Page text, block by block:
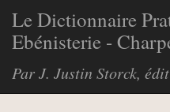
Le Dictionnaire
Ebénisterie -
Par J. Justin Storck,